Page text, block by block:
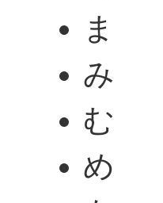
ま
み
む
め